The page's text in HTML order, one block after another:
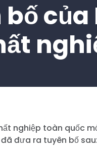
của
nghiệp toàn quốc
đã đưa ra tuyên bố sau: